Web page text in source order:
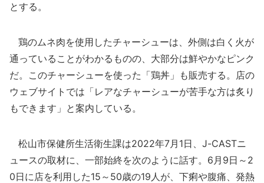
とする。
鶏のムネ肉を使用したチャーシューは、外側は白く火が
通っていることがわかるものの、大部分は鮮やかなピンク
だ。このチャーシューを使った「鶏丼」も販売する。店の
ウェブサイトでは「レアなチャーシューが苦手な方は炙り
もできます」と案内している。
松山市保健所生活衛生課は2022年7月1日、J-CASTニ
ュースの取材に、一部始終を次のように話す。6月9日～2
0日に店を利用した15～50歳の19人が、下痢や腹痛、発熱